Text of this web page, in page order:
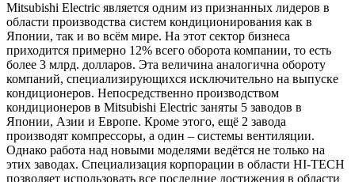
Mitsubishi Electric является одним из признанных лидеров в
области производства систем кондиционирования как в
Японии, так и во всём мире. На этот сектор бизнеса
приходится примерно 12% всего оборота компании, то есть
более 3 млрд. долларов. Эта величина аналогична обороту
компаний, специализирующихся исключительно на выпуске
кондиционеров. Непосредственно производством
кондиционеров в Mitsubishi Electric заняты 5 заводов в
Японии, Азии и Европе. Кроме этого, ещё 2 завода
производят компрессоры, а один – системы вентиляции.
Однако работа над новыми моделями ведётся не только на
этих заводах. Специализация корпорации в области HI-TECH
позволяет использовать все последние достижения в области